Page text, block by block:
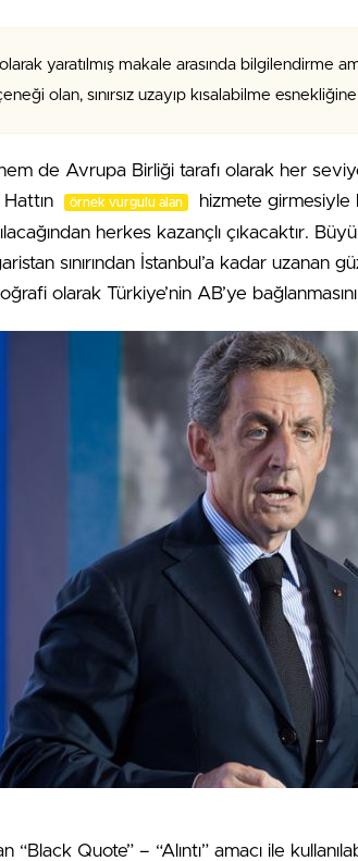
yaratılmış makale arasında bilgilendirme
olan, sınırsız uzayıp kısalabilme
de Avrupa Birliği tarafı olarak her
örnek vurgulu alan
hizmete
herkes kazançlı çıkacaktır.
sınırından İstanbul’a kadar uzanan
olarak Türkiye’nin AB’ye
“Black Quote” – “Alıntı” amacı ile